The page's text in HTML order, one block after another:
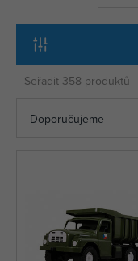
Seřadit 358 produktů